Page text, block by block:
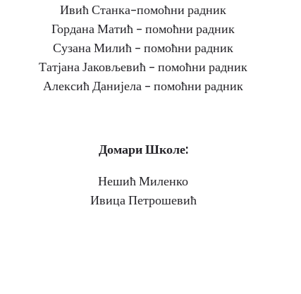
Ивић Станка–помоћни радник
Гордана Матић – помоћни радник
Сузана Милић – помоћни радник
Татјана Јаковљевић – помоћни радник
Алексић Данијела – помоћни радник
Домари Школе:
Нешић Миленко
Ивица Петрошевић